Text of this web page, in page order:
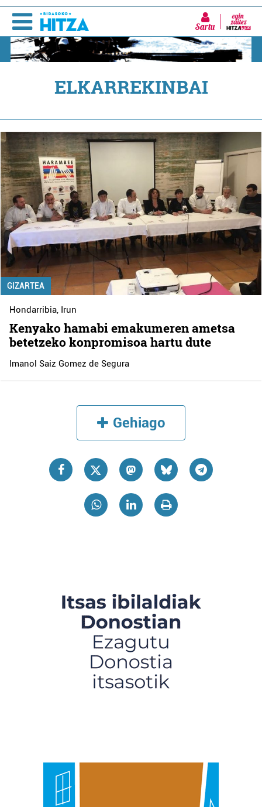
Sartu
ELKARREKINBAI
GIZARTEA
Hondarribia, Irun
Kenyako hamabi emakumeren ametsa
betetzeko konpromisoa hartu dute
Imanol Saiz Gomez de Segura
Gehiago